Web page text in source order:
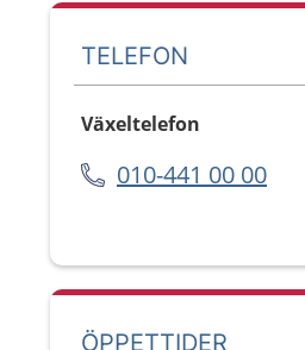
TELEFON
Växeltelefon
010-441 00 00
ÖPPETTIDER